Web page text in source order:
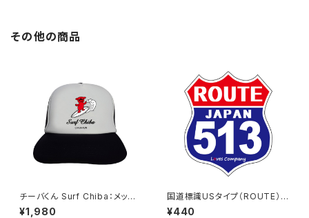
その他の商品
チーバくん Surf Chiba：メッシ
ュキャップ（Aホワイト）
¥1,980
国道標識USタイプ（ROUTE）ス
テッカー 513号線
¥440